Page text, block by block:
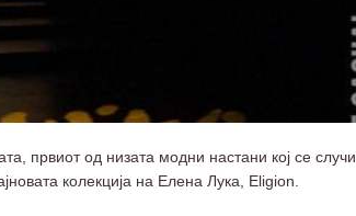
првиот од низата модни настани кој се случи
колекција на Елена Лука, Eligion.